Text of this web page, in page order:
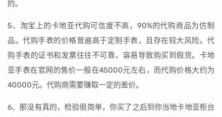
的。
5、淘宝上的卡地亚代购可信度不高，90%的代购商品为仿制
品。代购手表的价格普遍高于定制手表，且存在较大风险。代
购手表的证书和发票往往不可靠，容易导致购买到假货。卡地
亚手表在官网的售价一般在45000元左右，而代购价格大约为
40000元。代购商需要赚取一定的差价。
6、那没有真的，检验很简单，你买了之后到你当地卡地亚柜台